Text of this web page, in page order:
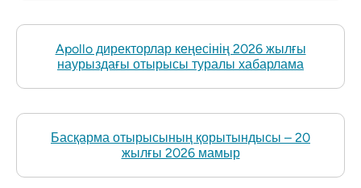
Apollo директорлар кеңесінің 2026 жылғы
наурыздағы отырысы туралы хабарлама
Басқарма отырысының қорытындысы – 20
жылғы 2026 мамыр